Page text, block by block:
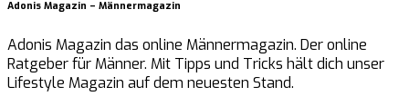
Adonis Magazin – Männermagazin
Adonis Magazin das online Männermagazin. Der online
Ratgeber für Männer. Mit Tipps und Tricks hält dich unser
Lifestyle Magazin auf dem neuesten Stand.